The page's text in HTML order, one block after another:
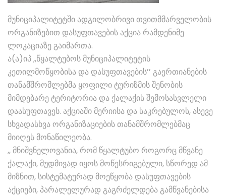
მუნიციპალიტეტში ადგილობრივი თვითმმარველობის
ორგანიზებით დასუფთავების აქცია რამდენიმე
ლოკაციაზე გაიმართა.
ა(ა)იპ ,,წყალტუბოს მუნიციპალიტეტის
კეთილმოწყობისა და დასუფთავების’’ გაერთიანების
თანამშრომლებმა ყოფილი ტურიზმის შენობის
მიმდებარე ტერიტორია და ქალაქის შემოსასვლელი
დაასუფთავეს. აქციაში მერიისა და საკრებულოს, ასევე
სხვადასხვა ორგანიზაციების თანამშრომლებმაც
მიიღეს მონაწილეობა.
,, მნიშვნელოვანია, რომ წყალტუბო როგორც მწვანე
ქალაქი, მუდმივად იყოს მოწესრიგებული, სწორედ ამ
მიზნით, სისტემატურად მოეწყობა დასუფთავების
აქციები, პარალელურად გაგრძელდება გამწვანებისა